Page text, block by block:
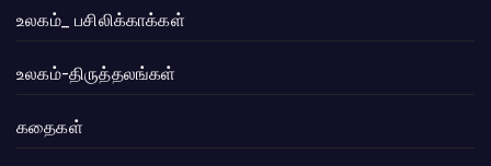
உலகம்_ பசிலிக்காக்கள்
உலகம்-திருத்தலங்கள்
கதைகள்